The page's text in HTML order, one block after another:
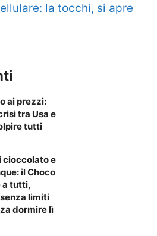
la tocchi, si apre
ai prezzi:
tra Usa e
tutti
cioccolato e
il Choco
a tutti,
limiti
dormire lì